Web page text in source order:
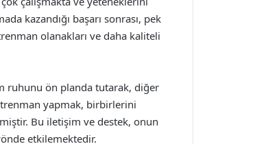
kazandığı başarı sonrası, pek
olanakları ve daha kaliteli
ruhunu ön planda tutarak, diğer
yapmak, birbirlerini
Bu iletişim ve destek, onun
etkilemektedir.